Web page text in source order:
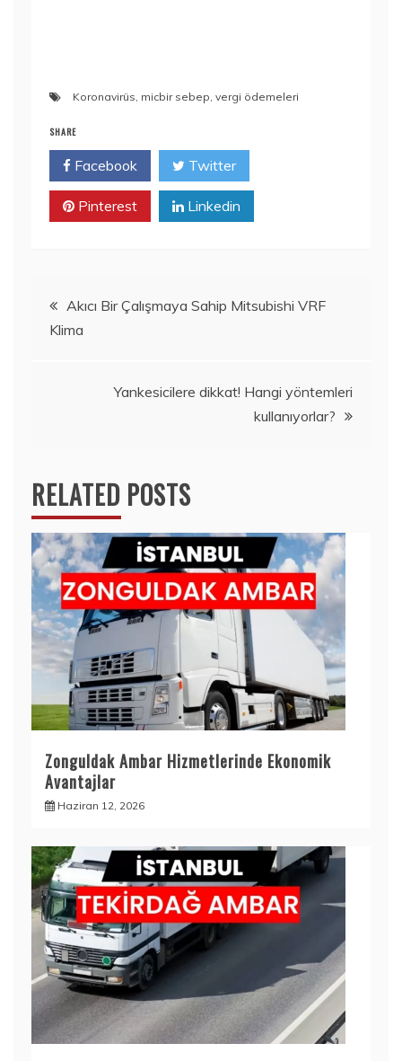
Koronavirüs micbir sebep vergi ödemeleri
SHARE
Facebook Twitter
Pinterest Linkedin
Yazı
gezinmesi
Akıcı Bir Çalışmaya Sahip Mitsubishi VRF
Klima
Yankesicilere dikkat! Hangi yöntemleri
kullanıyorlar?
RELATED POSTS
Zonguldak Ambar Hizmetlerinde Ekonomik
Avantajlar
Haziran 12, 2026